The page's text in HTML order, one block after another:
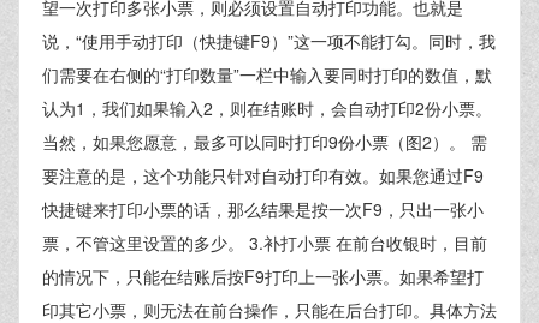
望一次打印多张小票，则必须设置自动打印功能。也就是
说，“使用手动打印（快捷键F9）”这一项不能打勾。同时，我
们需要在右侧的“打印数量”一栏中输入要同时打印的数值，默
认为1，我们如果输入2，则在结账时，会自动打印2份小票。
当然，如果您愿意，最多可以同时打印9份小票（图2）。 需
要注意的是，这个功能只针对自动打印有效。如果您通过F9
快捷键来打印小票的话，那么结果是按一次F9，只出一张小
票，不管这里设置的多少。 3.补打小票 在前台收银时，目前
的情况下，只能在结账后按F9打印上一张小票。如果希望打
印其它小票，则无法在前台操作，只能在后台打印。具体方法